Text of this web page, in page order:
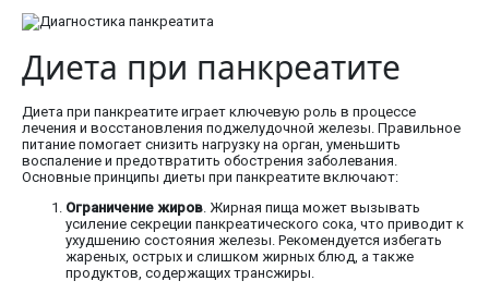
Диета при панкреатите
Диета при панкреатите играет ключевую роль в процессе
лечения и восстановления поджелудочной железы. Правильное
питание помогает снизить нагрузку на орган, уменьшить
воспаление и предотвратить обострения заболевания.
Основные принципы диеты при панкреатите включают:
Ограничение жиров . Жирная пища может вызывать
усиление секреции панкреатического сока, что приводит к
ухудшению состояния железы. Рекомендуется избегать
жареных, острых и слишком жирных блюд, а также
продуктов, содержащих трансжиры.